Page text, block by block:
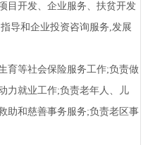
开发、企业服务、扶贫开发
导和企业投资咨询服务,发展
等社会保险服务工作;负责做
力就业工作;负责老年人、儿
助和慈善事务服务;负责老区事